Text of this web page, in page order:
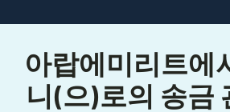
아랍에미리트에
니(으)로의 송금